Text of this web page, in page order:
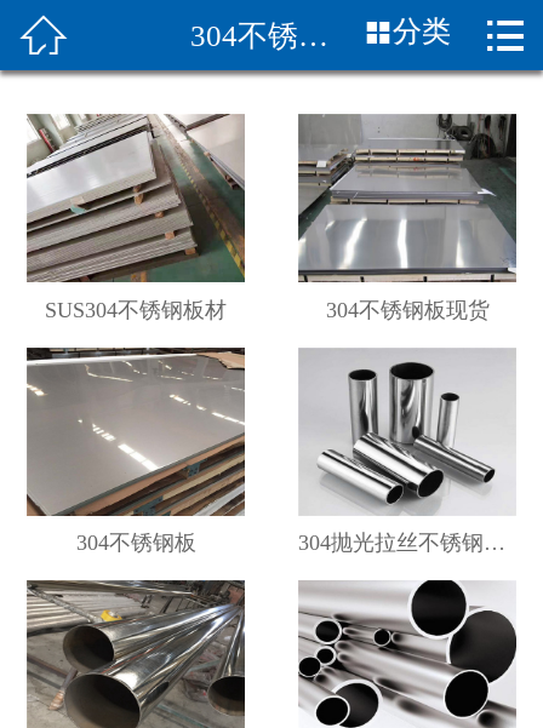
 首页
新闻中心
产品展示
应用案例
合作伙伴
销售网络
 304不锈钢产品 分类 
SUS304不锈钢板材 304不锈钢板现货
304不锈钢板 304抛光拉丝不锈钢装饰制品管